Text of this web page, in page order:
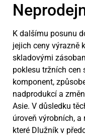
K dalšímu posunu
jejich ceny výrazně
skladovými
poklesu tržních cen
komponent,
nadprodukcí a
Asie. V důsledku
úroveň výrobních,
které Dlužník v